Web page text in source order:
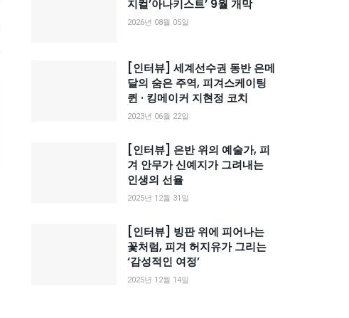
지컬’아나키스트’ 9월 개막
2026년 08월 05일
[인터뷰] 세계선수권 동반 은메
달의 숨은 주역, 피겨스케이팅
퀸 · 킹메이커 지현정 코치
2023년 06월 22일
[인터뷰] 은반 위의 예술가, 피
겨 안무가 신예지가 그려내는
인생의 선율
2025년 12월 31일
[인터뷰] 빙판 위에 피어나는
꽃처럼, 피겨 허지유가 그리는
‘감성적인 여정’
2025년 12월 14일